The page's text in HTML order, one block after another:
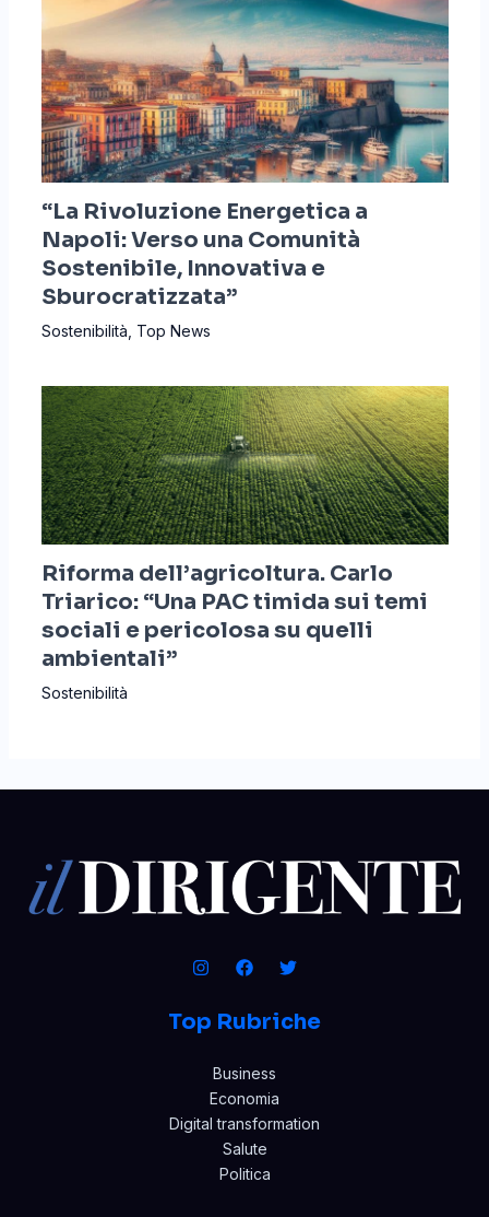
“La Rivoluzione Energetica a
Napoli: Verso una Comunità
Sostenibile, Innovativa e
Sburocratizzata”
Sostenibilità Top News
Riforma dell’agricoltura. Carlo
Triarico: “Una PAC timida sui temi
sociali e pericolosa su quelli
ambientali”
Sostenibilità
Top Rubriche
Business
Economia
Digital transformation
Salute
Politica